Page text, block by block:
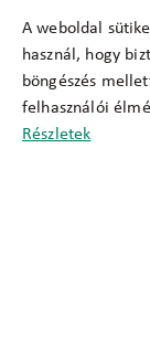
A weboldal
használ, hogy
böngészés
felhasználói
Részletek